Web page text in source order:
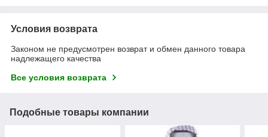
Условия возврата
Законом не предусмотрен возврат и обмен данного товара
надлежащего качества
Все условия возврата
Подобные товары компании